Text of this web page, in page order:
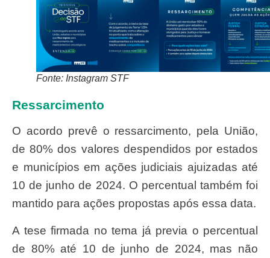
Fonte: Instagram STF
Ressarcimento
O acordo prevê o ressarcimento, pela União,
de 80% dos valores despendidos por estados
e municípios em ações judiciais ajuizadas até
10 de junho de 2024. O percentual também foi
mantido para ações propostas após essa data.
A tese firmada no tema já previa o percentual
de 80% até 10 de junho de 2024, mas não